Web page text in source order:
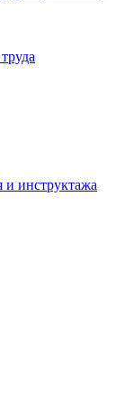
инструктажа